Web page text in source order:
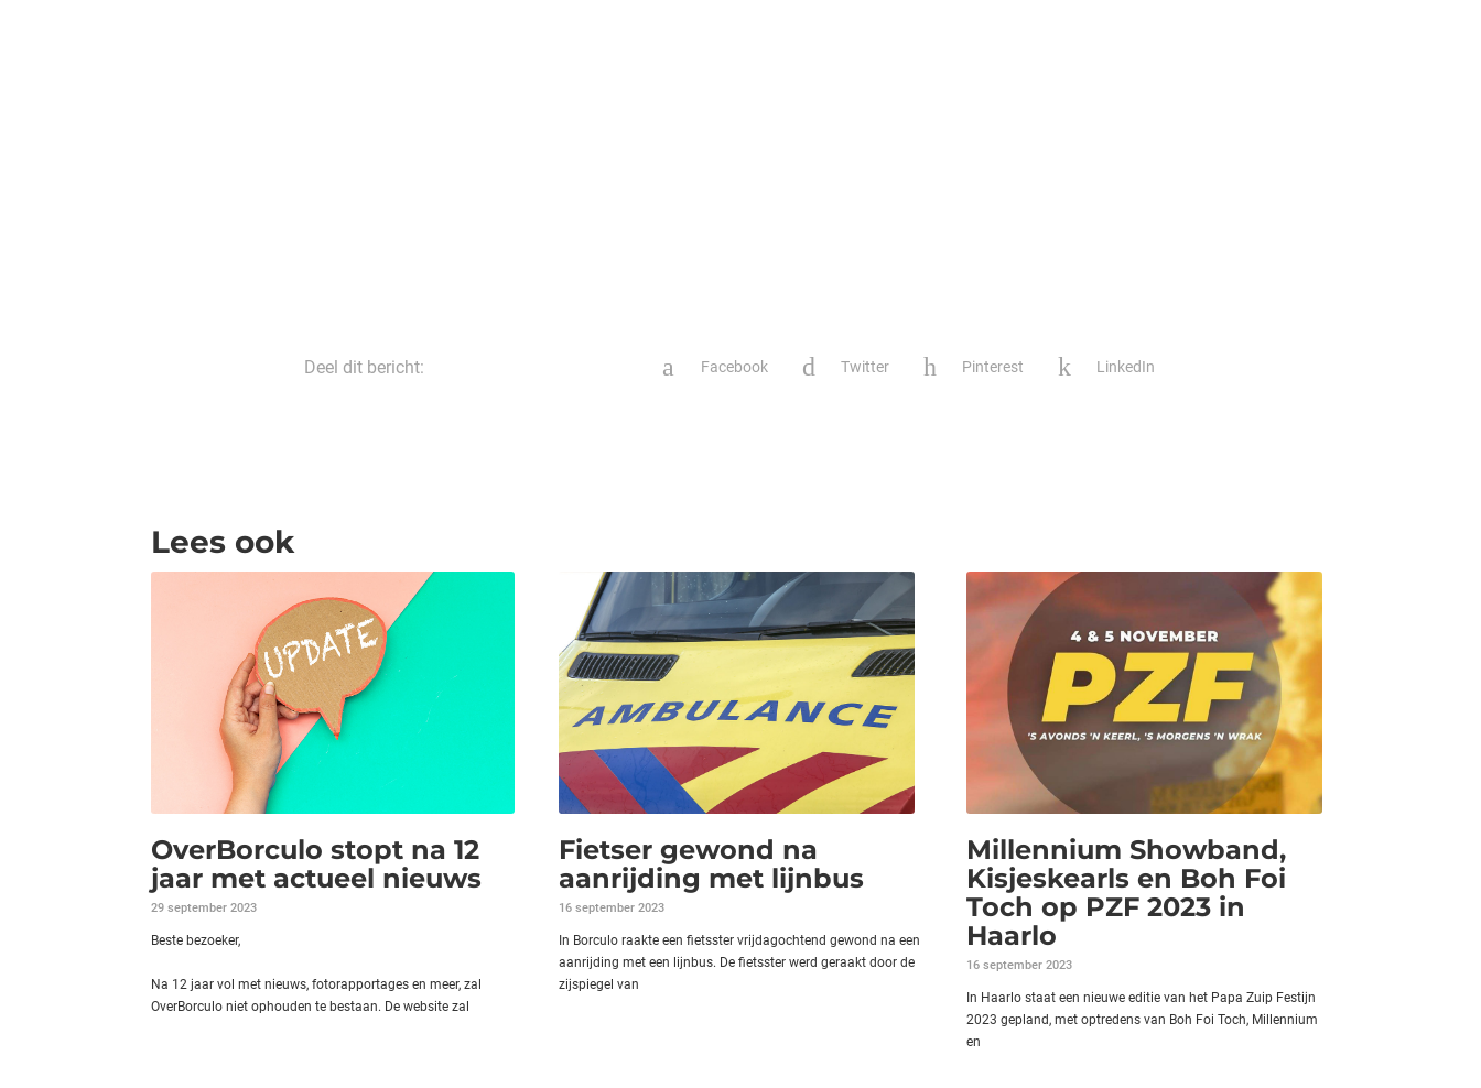
Deel dit bericht: Facebook Twitter Pinterest LinkedIn
Lees ook
OverBorculo stopt na 12
jaar met actueel nieuws
29 september 2023
Beste bezoeker,
Na 12 jaar vol met nieuws, fotorapportages en meer, zal
OverBorculo niet ophouden te bestaan. De website zal
Fietser gewond na
aanrijding met lijnbus
16 september 2023
In Borculo raakte een fietsster vrijdagochtend gewond na een
aanrijding met een lijnbus. De fietsster werd geraakt door de
zijspiegel van
Millennium Showband,
Kisjeskearls en Boh Foi
Toch op PZF 2023 in
Haarlo
16 september 2023
In Haarlo staat een nieuwe editie van het Papa Zuip Festijn
2023 gepland, met optredens van Boh Foi Toch, Millennium
en